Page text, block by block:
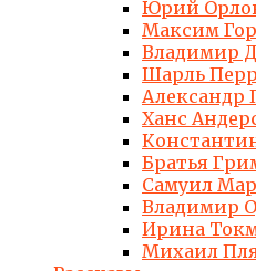
Юрий
Максим
Владимир
Шарль
Александр
Ханс
Братья
Самуил
Владимир
Ирина
Михаил